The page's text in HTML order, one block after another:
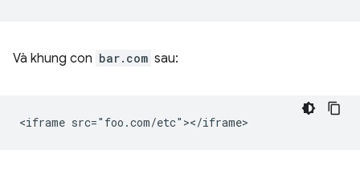
Và khung con bar.com sau: